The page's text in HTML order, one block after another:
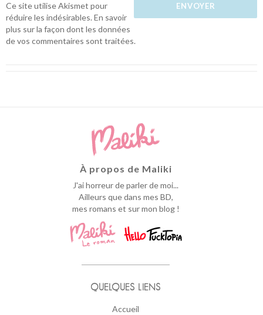
Ce site utilise Akismet pour
réduire les indésirables.En savoir
plus sur la façon dont les données
de vos commentaires sont traitées.
À propos de Maliki
J'ai horreur de parler de moi...
Ailleurs que dans mes BD,
mes romans et sur mon blog !
QUELQUES LIENS
Accueil